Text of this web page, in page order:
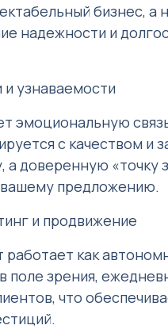
бизнес, а
надежности и
узнаваемости
эмоциональную
с качеством и
доверенную «точку
предложению.
и продвижение
как
поле зрения,
что